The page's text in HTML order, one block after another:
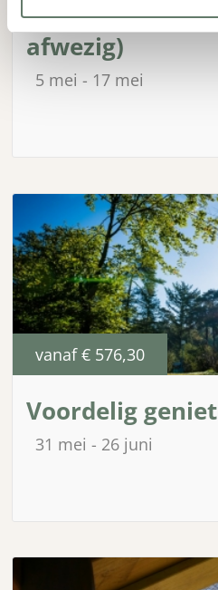
HePi
afwezig)
5 mei 17 mei
vanaf € 576,30
Voordelig
31 mei 26 juni